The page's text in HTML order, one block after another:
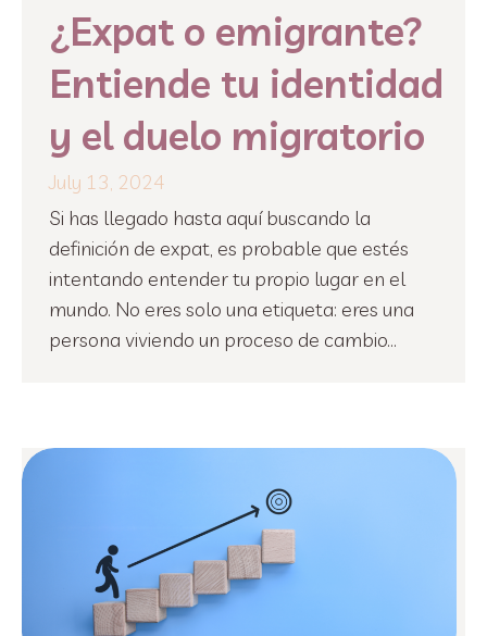
¿Expat o emigrante?
Entiende tu identidad
y el duelo migratorio
July 13, 2024
Si has llegado hasta aquí buscando la
definición de expat, es probable que estés
intentando entender tu propio lugar en el
mundo. No eres solo una etiqueta: eres una
persona viviendo un proceso de cambio...